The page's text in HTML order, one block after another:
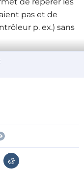
pas et de
p. ex.) sans
focaliser sur
tous les
tous, car on ne
Cette mesure
à l'échelle de
évidente ;
savoir que je